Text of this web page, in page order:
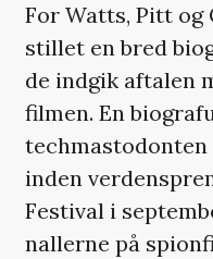
For Watts, Pitt og
stillet en bred
de indgik aftalen
filmen. En
inden
Festival i
nallerne på